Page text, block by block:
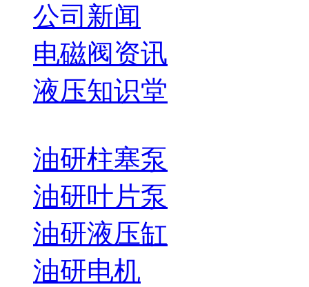
公司新闻
电磁阀资讯
液压知识堂
油研柱塞泵
油研叶片泵
油研液压缸
油研电机